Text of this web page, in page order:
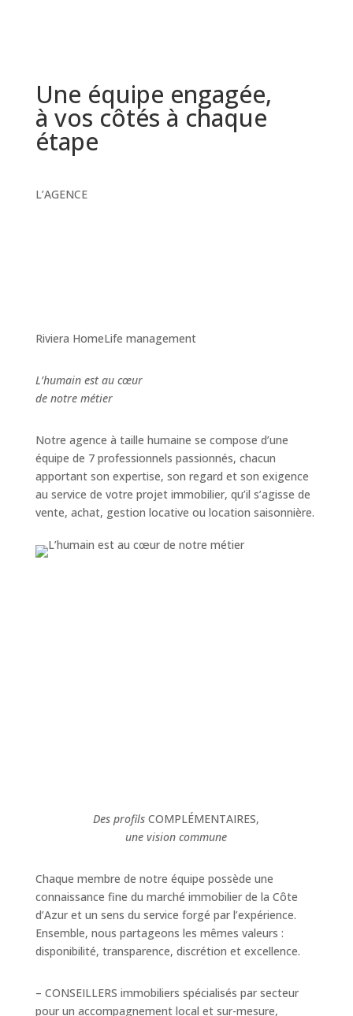
Une équipe engagée,
à vos côtés à chaque
étape
L’AGENCE
Riviera HomeLife management
L’humain est au cœur
de notre métier
Notre agence à taille humaine se compose d’une
équipe de 7 professionnels passionnés, chacun
apportant son expertise, son regard et son exigence
au service de votre projet immobilier, qu’il s’agisse de
vente, achat, gestion locative ou location saisonnière.
Des profils COMPLÉMENTAIRES,
une vision commune
Chaque membre de notre équipe possède une
connaissance fine du marché immobilier de la Côte
d’Azur et un sens du service forgé par l’expérience.
Ensemble, nous partageons les mêmes valeurs :
disponibilité, transparence, discrétion et excellence.
– CONSEILLERS immobiliers spécialisés par secteur
pour un accompagnement local et sur-mesure,